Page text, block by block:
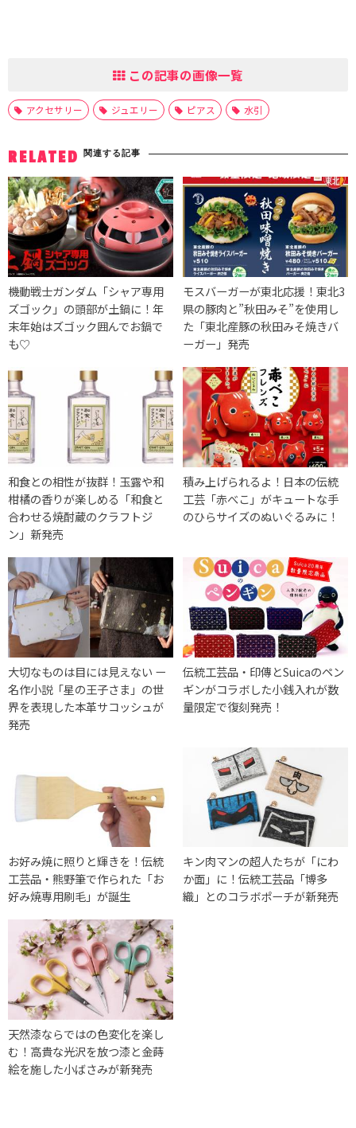
この記事の画像一覧
アクセサリー ジュエリー ピアス 水引
RELATED 関連する記事
機動戦士ガンダム「シャア専用
ズゴック」の頭部が土鍋に！年
末年始はズゴック囲んでお鍋で
も♡
モスバーガーが東北応援！東北3
県の豚肉と”秋田みそ”を使用し
た「東北産豚の秋田みそ焼きバ
ーガー」発売
和食との相性が抜群！玉露や和
柑橘の香りが楽しめる「和食と
合わせる焼酎蔵のクラフトジ
ン」新発売
積み上げられるよ！日本の伝統
工芸「赤べこ」がキュートな手
のひらサイズのぬいぐるみに！
大切なものは目には見えない ー
名作小説「星の王子さま」の世
界を表現した本革サコッシュが
発売
伝統工芸品・印傳とSuicaのペン
ギンがコラボした小銭入れが数
量限定で復刻発売！
お好み焼に照りと輝きを！伝統
工芸品・熊野筆で作られた「お
好み焼専用刷毛」が誕生
キン肉マンの超人たちが「にわ
か面」に！伝統工芸品「博多
織」とのコラボポーチが新発売
天然漆ならではの色変化を楽し
む！高貴な光沢を放つ漆と金蒔
絵を施した小ばさみが新発売